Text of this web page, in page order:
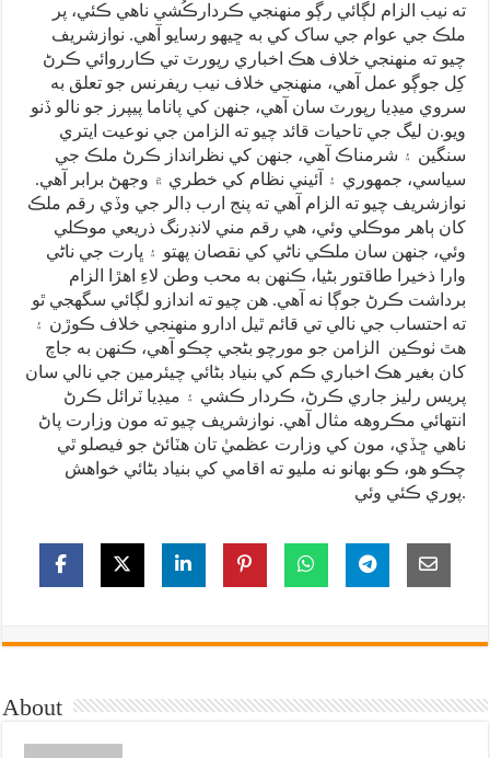
ته نيب الزام لڳائي رڳو منهنجي ڪردارڪُشي ناهي ڪئي، پر
ملڪ جي عوام جي ساک کي به ڇيهو رسايو آهي. نوازشريف
چيو ته منهنجي خلاف هڪ اخباري رپورٽ تي ڪارروائي ڪرڻ
کِل جوڳو عمل آهي، منهنجي خلاف نيب ريفرنس جو تعلق به
سروي ميڊيا رپورٽ سان آهي، جنهن کي پاناما پيپرز جو نالو ڏنو
ويو.ن ليگ جي تاحيات قائد چيو ته الزامن جي نوعيت ايتري
سنگين ۽ شرمناڪ آهي، جنهن کي نظرانداز ڪرڻ ملڪ جي
سياسي، جمهوري ۽ آئيني نظام کي خطري ۾ وجهڻ برابر آهي.
نوازشريف چيو ته الزام آهي ته پنج ارب ڊالر جي وڏي رقم ملڪ
کان ٻاهر موڪلي وئي، هي رقم مني لانڊرنگ ذريعي موڪلي
وئي، جنهن سان ملڪي ناڻي کي نقصان پهتو ۽ ڀارت جي ناڻي
وارا ذخيرا طاقتور بڻيا، ڪنهن به محب وطن لاءِ اهڙا الزام
برداشت ڪرڻ جوڳا نه آهي. هن چيو ته اندازو لڳائي سگهجي ٿو
ته احتساب جي نالي تي قائم ٿيل ادارو منهنجي خلاف ڪوڙن ۽
هٿ ٺوڪين الزامن جو مورچو بڻجي چڪو آهي، ڪنهن به جاچ
کان بغير هڪ اخباري ڪم کي بنياد بڻائي چيئرمين جي نالي سان
پريس رليز جاري ڪرڻ، ڪردار ڪشي ۽ ميڊيا ٽرائل ڪرڻ
انتهائي مڪروهه مثال آهي. نوازشريف چيو ته مون وزارت پاڻ
ناهي ڇڏي، مون کي وزارت عظميٰ تان هٽائڻ جو فيصلو ٿي
چڪو هو، ڪو بهانو نه مليو ته اقامي کي بنياد بڻائي خواهش
پوري ڪئي وئي.
About